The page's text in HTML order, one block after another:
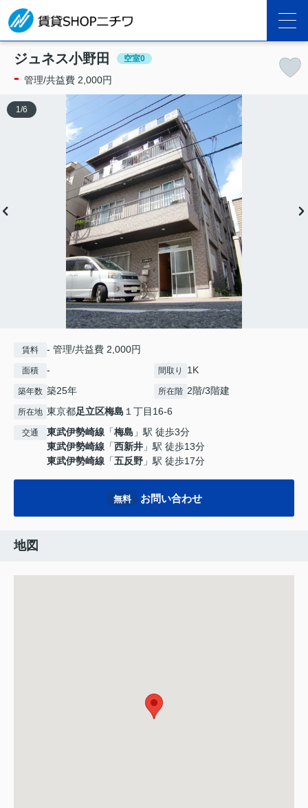
ジュネス小野田 空室0
- 管理/共益費 2,000円
1 /6
賃料 - 管理/共益費 2,000円
面積 - 間取り 1K
築年数 築25年 所在階 2階/3階建
所在地 東京都足立区梅島 １丁目16-6
交通 東武伊勢崎線 「梅島 」駅 徒歩3分
東武伊勢崎線 「西新井 」駅 徒歩13分
東武伊勢崎線 「五反野 」駅 徒歩17分
無料 お問い合わせ
地図